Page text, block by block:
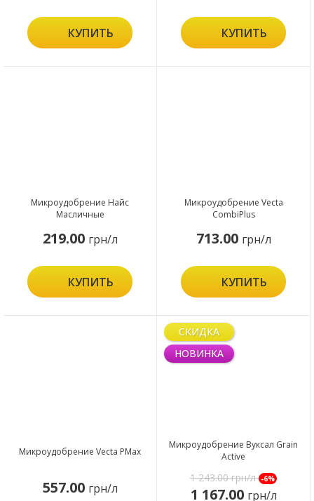
КУПИТЬ КУПИТЬ
Микроудобрение Найс
Масличные
219.00 грн/л
КУПИТЬ
Микроудобрение Vecta
CombiPlus
713.00 грн/л
КУПИТЬ
Микроудобрение Vecta PMax
557.00 грн/л
СКИДКА
НОВИНКА
Микроудобрение Вуксал Grain
Active
1 243.00грн/л -6%
1 167.00 грн/л